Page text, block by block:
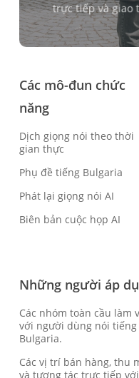
trực tiếp và giao
Các mô-đun chức
năng
Dịch giọng nói theo thời
gian thực
Phụ đề tiếng Bulgaria
Phát lại giọng nói AI
Biên bản cuộc họp AI
Những người áp
Các nhóm toàn cầu làm
với người dùng nói tiếng
Bulgaria.
Các vị trí bán hàng, thu
và tương tác trực tiếp với